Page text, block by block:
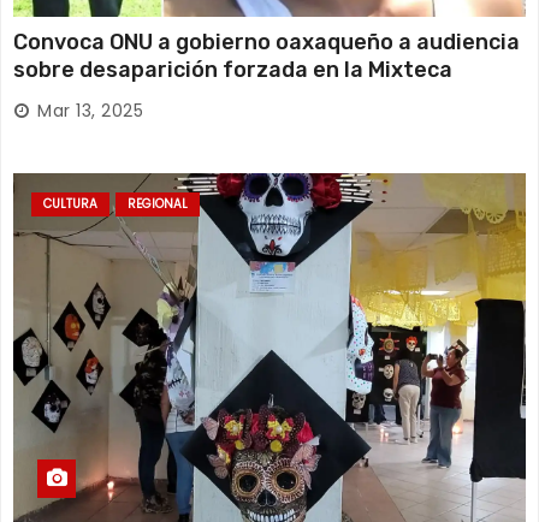
Convoca ONU a gobierno oaxaqueño a audiencia
sobre desaparición forzada en la Mixteca
Mar 13, 2025
CULTURA REGIONAL